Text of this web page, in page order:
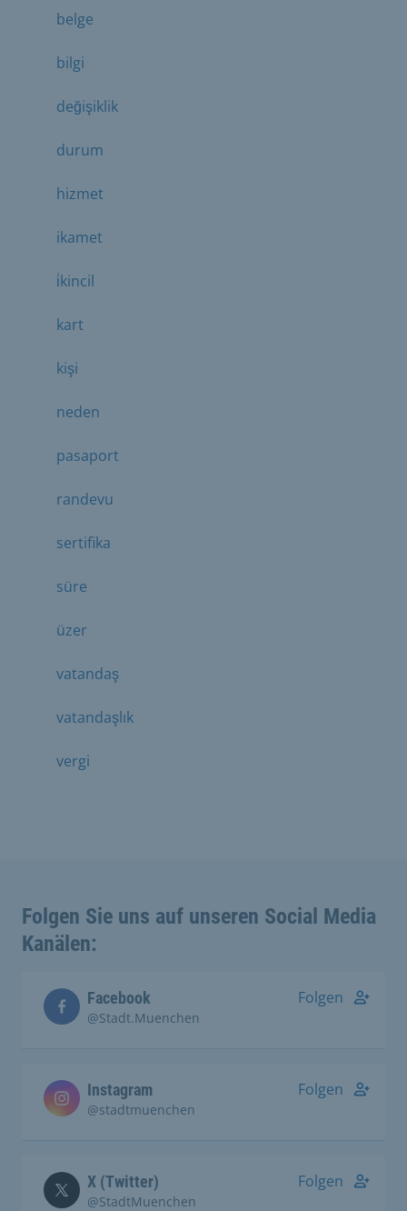
belge
bilgi
değişiklik
durum
hizmet
ikamet
i̇kincil
kart
kişi
neden
pasaport
randevu
sertifika
süre
üzer
vatandaş
vatandaşlık
vergi
Folgen Sie uns auf unseren Social Media
Kanälen:
Facebook
@Stadt.Muenchen
Folgen
Instagram
@stadtmuenchen
Folgen
X (Twitter)
@StadtMuenchen
Folgen